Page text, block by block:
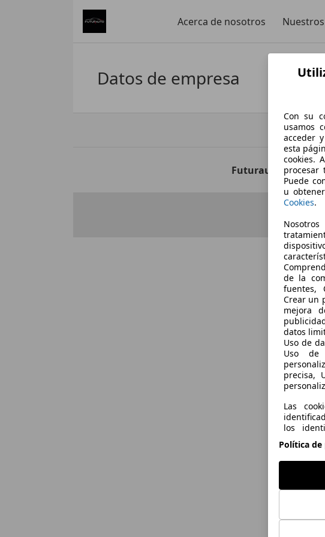
Acerca de nosotros
Datos de empresa
Futurauto sas di
Con su
usamos
acceder
esta
cookies.
procesar
Puede
u
Cookies.
de la
fuentes,
Crear un
mejora
datos
Uso de
Uso de
precisa,
Las
los
el
una
Puede
Política de